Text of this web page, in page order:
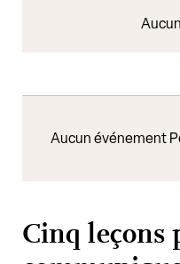
Aucun événement
Cinq leçons